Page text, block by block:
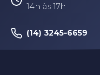
14h às 17h
(14) 3245-6659